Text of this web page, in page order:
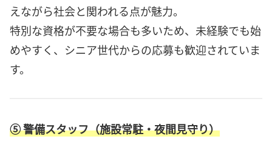
えながら社会と関われる点が魅力。
特別な資格が不要な場合も多いため、未経験でも始
めやすく、シニア世代からの応募も歓迎されていま
す。
⑤ 警備スタッフ（施設常駐・夜間見守り）